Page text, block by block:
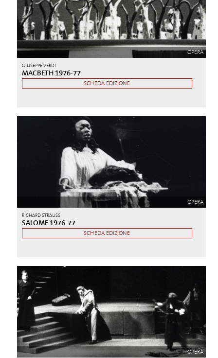
OPERA
GIUSEPPE VERDI
MACBETH 1976-77
SCHEDA EDIZIONE
OPERA
RICHARD STRAUSS
SALOME 1976-77
SCHEDA EDIZIONE
OPERA